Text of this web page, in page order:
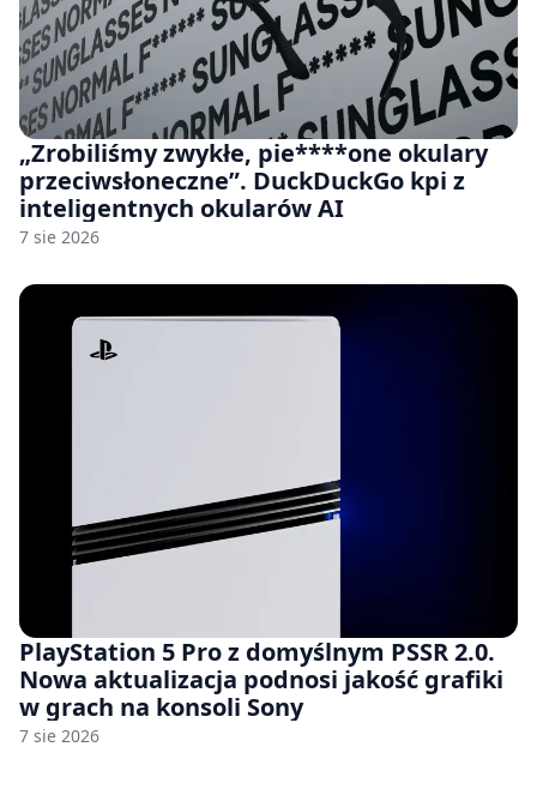
„Zrobiliśmy zwykłe, pie****one okulary
przeciwsłoneczne”. DuckDuckGo kpi z
inteligentnych okularów AI
7 sie 2026
PlayStation 5 Pro z domyślnym PSSR 2.0.
Nowa aktualizacja podnosi jakość grafiki
w grach na konsoli Sony
7 sie 2026